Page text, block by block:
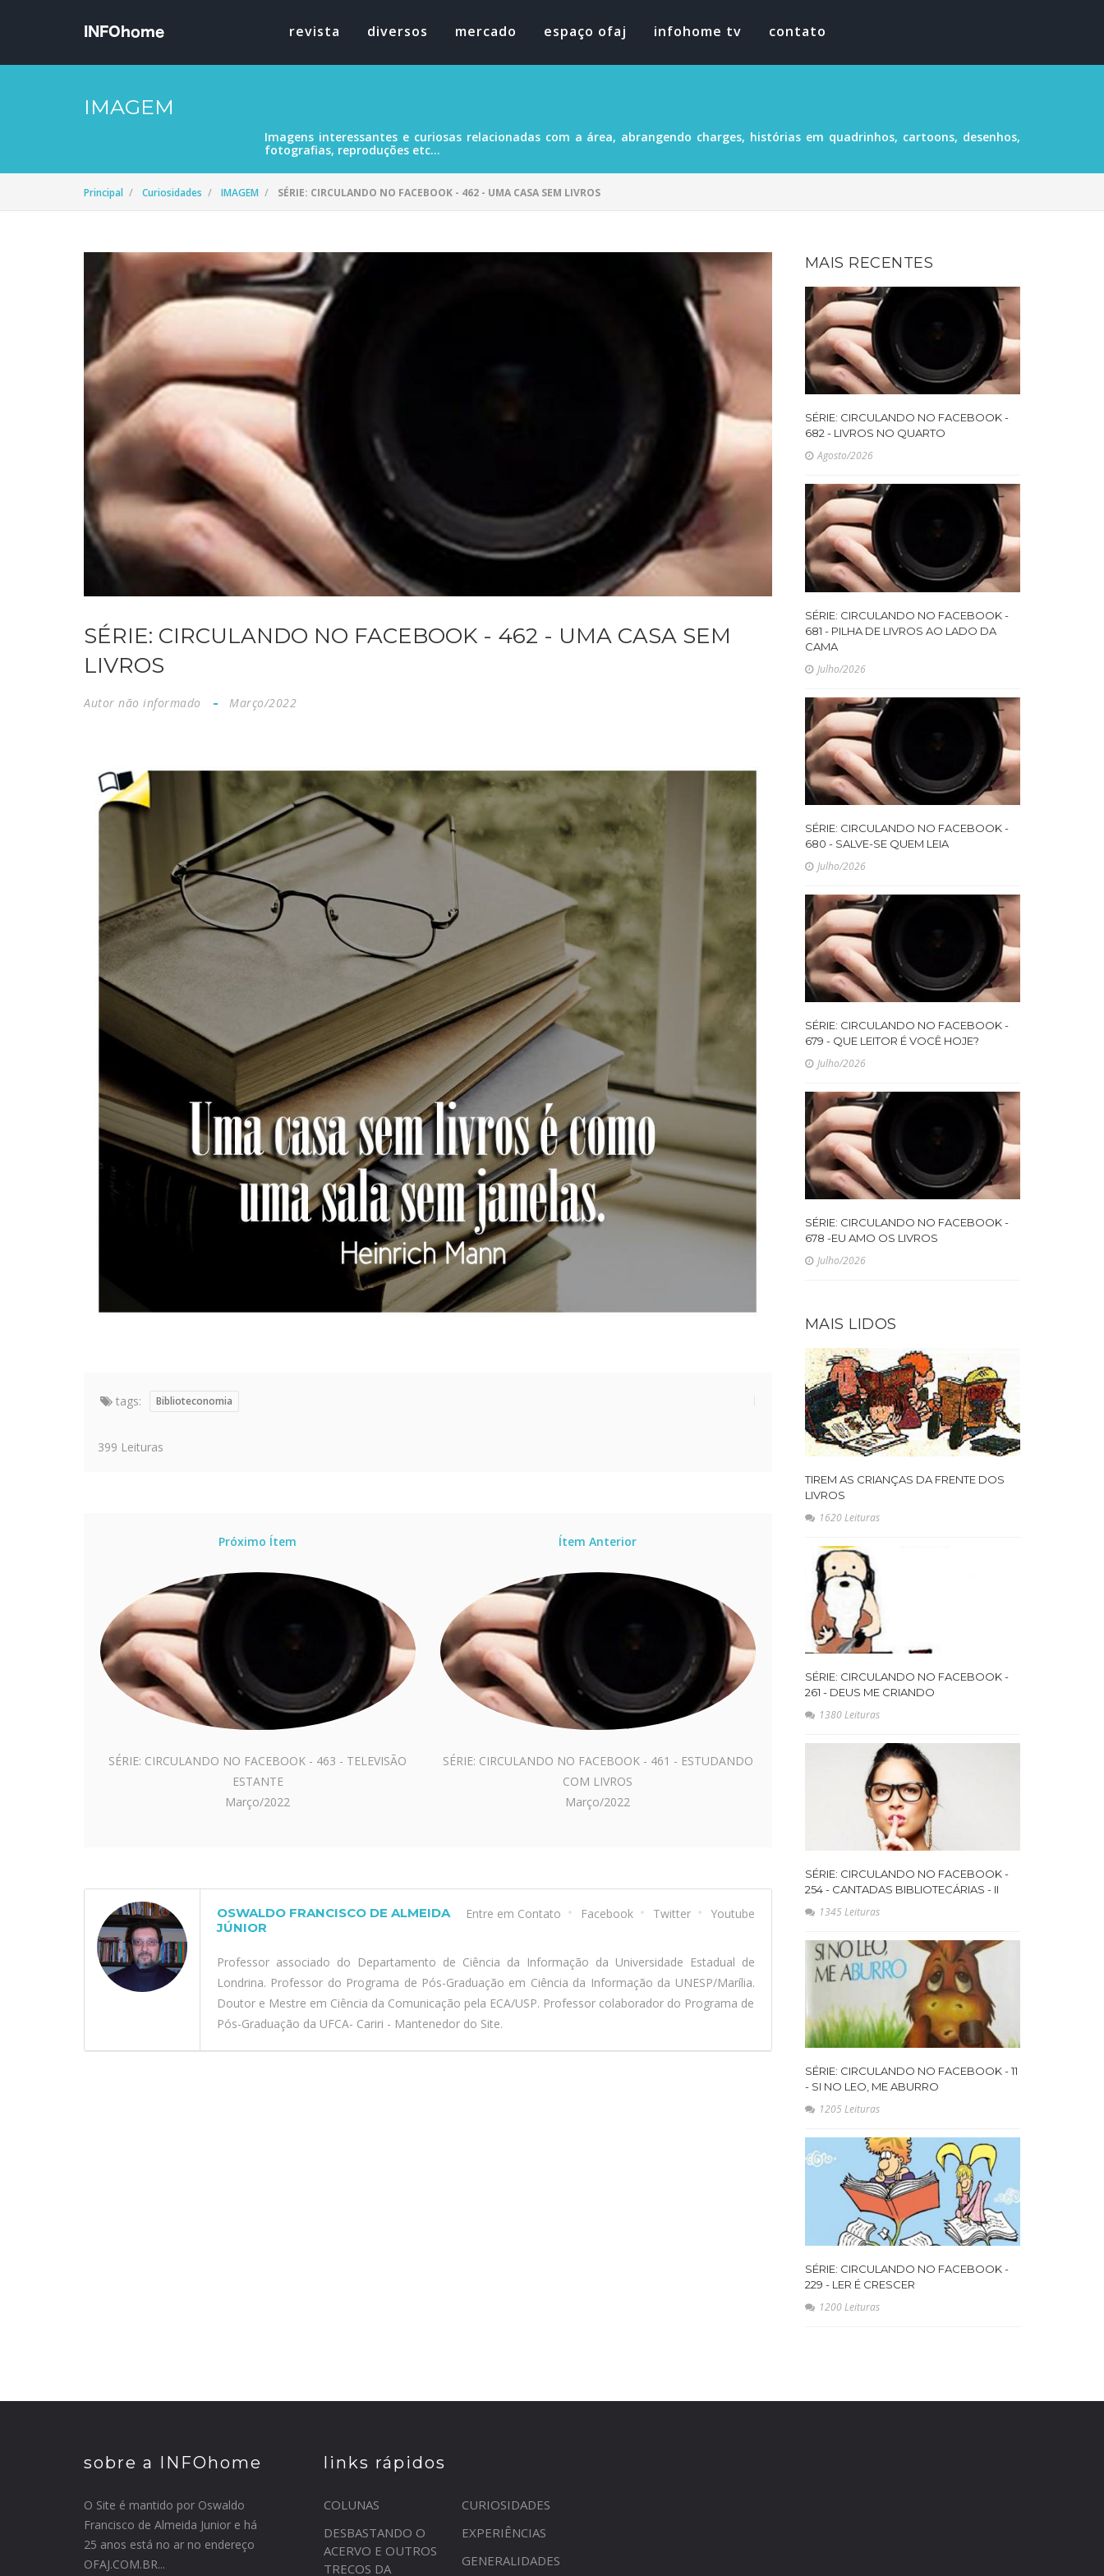
revista diversos mercado espaço ofaj infohome tv contato
IMAGEM
Imagens interessantes e curiosas relacionadas com a área, abrangendo charges, histórias em quadrinhos, cartoons, desenhos,
fotografias, reproduções etc...
Principal Curiosidades IMAGEM SÉRIE: CIRCULANDO NO FACEBOOK - 462 - UMA CASA SEM LIVROS
SÉRIE: CIRCULANDO NO FACEBOOK - 462 - UMA CASA SEM
LIVROS
Autor não informado Março/2022
tags: Biblioteconomia
399 Leituras
Próximo Ítem
SÉRIE: CIRCULANDO NO FACEBOOK - 463 - TELEVISÃO
ESTANTE
Março/2022
Ítem Anterior
SÉRIE: CIRCULANDO NO FACEBOOK - 461 - ESTUDANDO
COM LIVROS
Março/2022
Entre em Contato Facebook Twitter Youtube
OSWALDO FRANCISCO DE ALMEIDA
JÚNIOR
Professor associado do Departamento de Ciência da Informação da Universidade Estadual de
Londrina. Professor do Programa de Pós-Graduação em Ciência da Informação da UNESP/Marília.
Doutor e Mestre em Ciência da Comunicação pela ECA/USP. Professor colaborador do Programa de
Pós-Graduação da UFCA- Cariri - Mantenedor do Site.
MAIS RECENTES
SÉRIE: CIRCULANDO NO FACEBOOK -
682 - LIVROS NO QUARTO
Agosto/2026
SÉRIE: CIRCULANDO NO FACEBOOK -
681 - PILHA DE LIVROS AO LADO DA
CAMA
Julho/2026
SÉRIE: CIRCULANDO NO FACEBOOK -
680 - SALVE-SE QUEM LEIA
Julho/2026
SÉRIE: CIRCULANDO NO FACEBOOK -
679 - QUE LEITOR É VOCÊ HOJE?
Julho/2026
SÉRIE: CIRCULANDO NO FACEBOOK -
678 -EU AMO OS LIVROS
Julho/2026
MAIS LIDOS
TIREM AS CRIANÇAS DA FRENTE DOS
LIVROS
1620 Leituras
SÉRIE: CIRCULANDO NO FACEBOOK -
261 - DEUS ME CRIANDO
1380 Leituras
SÉRIE: CIRCULANDO NO FACEBOOK -
254 - CANTADAS BIBLIOTECÁRIAS - II
1345 Leituras
SÉRIE: CIRCULANDO NO FACEBOOK - 11
- SI NO LEO, ME ABURRO
1205 Leituras
SÉRIE: CIRCULANDO NO FACEBOOK -
229 - LER É CRESCER
1200 Leituras
sobre a INFOhome
O Site é mantido por Oswaldo
Francisco de Almeida Junior e há
25 anos está no ar no endereço
OFAJ.COM.BR...
links rápidos
COLUNAS
CURIOSIDADES
DESBASTANDO O
ACERVO E OUTROS
TRECOS DA
EXPERIÊNCIAS
GENERALIDADES